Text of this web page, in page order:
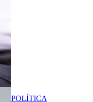
POLÍTICA